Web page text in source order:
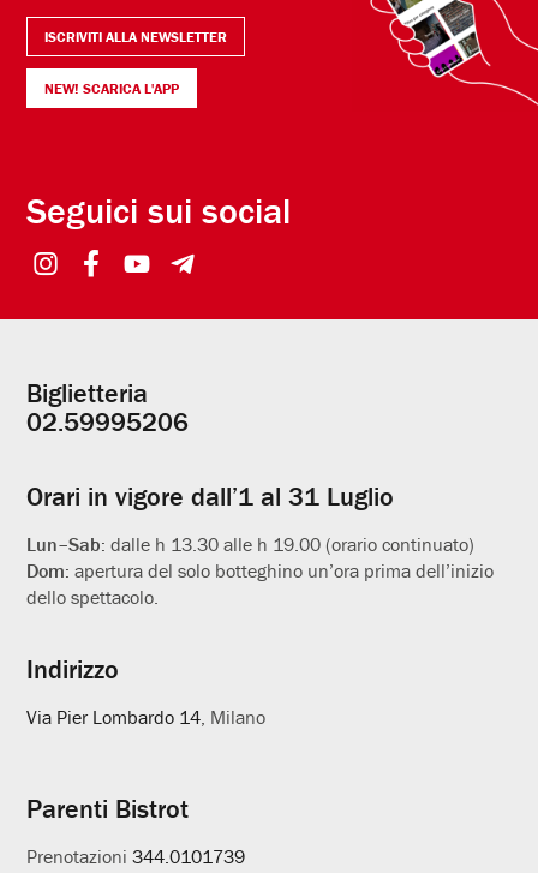
ISCRIVITI ALLA NEWSLETTER
NEW! SCARICA L'APP
Seguici sui social
Informazioni
utili
Biglietteria
02.59995206
Orari in vigore dall’1 al 31 Luglio
Lun–Sab:dalle h 13.30 alle h 19.00 (orario continuato)
Dom:apertura del solo botteghino un’ora prima dell’inizio
dello spettacolo.
Indirizzo
Via Pier Lombardo 14, Milano
Parenti Bistrot
Prenotazioni344.0101739